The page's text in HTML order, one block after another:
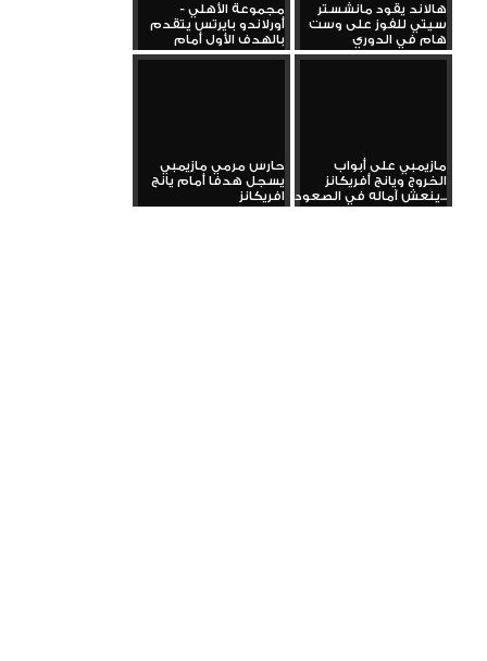
هالاند يقود مانشستر
سيتي للفوز على وست
هام في الدوري
الإنجليزي...
مجموعة الأهلي -
أورلاندو بايرتس يتقدم
بالهدف الأول أمام
استاد...
مازيمبي على أبواب
الخروج ويانج أفريكانز
ينعش آماله في الصعود...
حارس مرمي مازيمبي
يسجل هدفا أمام يانج
افريكانز